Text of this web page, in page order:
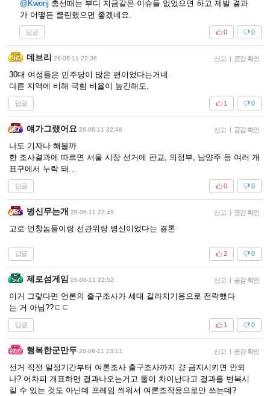
@Kwonj 총선때는 부디 지금같은 이슈들 없었으면 하고 제발 결과
가 어떻든 클린했으면 좋겠네요.
답글 0
0
데브리 26-06-11 22:36 신고 | 공감 확인
30대 여성들은 민주당이 많은 편이었다는거네.
다른 지역에 비해 국힘 비율이 높긴해도.
답글 0
1
얘가그랬어요 26-06-11 22:46 신고 | 공감 확인
나도 기자나 해볼까
한 조사결과에 따르면 서울 시장 선거에 판교, 의정부, 남양주 등 여러 개
표구에서 누락 돼…
답글 0
0
병신무는개 26-06-11 22:49 신고 | 공감 확인
고로 언창놈들이랑 선관위랑 병신이었다는 결론
답글 0
2
제로섬게임 26-06-11 22:52 신고 | 공감 확인
이거 그렇다면 언론의 출구조사가 세대 갈라치기용으로 전락했다
는 거 아님??ㄷㄷ
답글 0
1
행복한군만두 26-06-11 23:11 신고 | 공감 확인
선거 직전 일정기간부터 여론조사 출구조사까지 걍 금지시키면 안되
나? 어차피 개표하면 결과나오는거고 둘이 차이난다고 결과를 번복시
킬 수 있는 것도 아닌데 프레임 씌워서 여론조작용으로만 쓰는데?